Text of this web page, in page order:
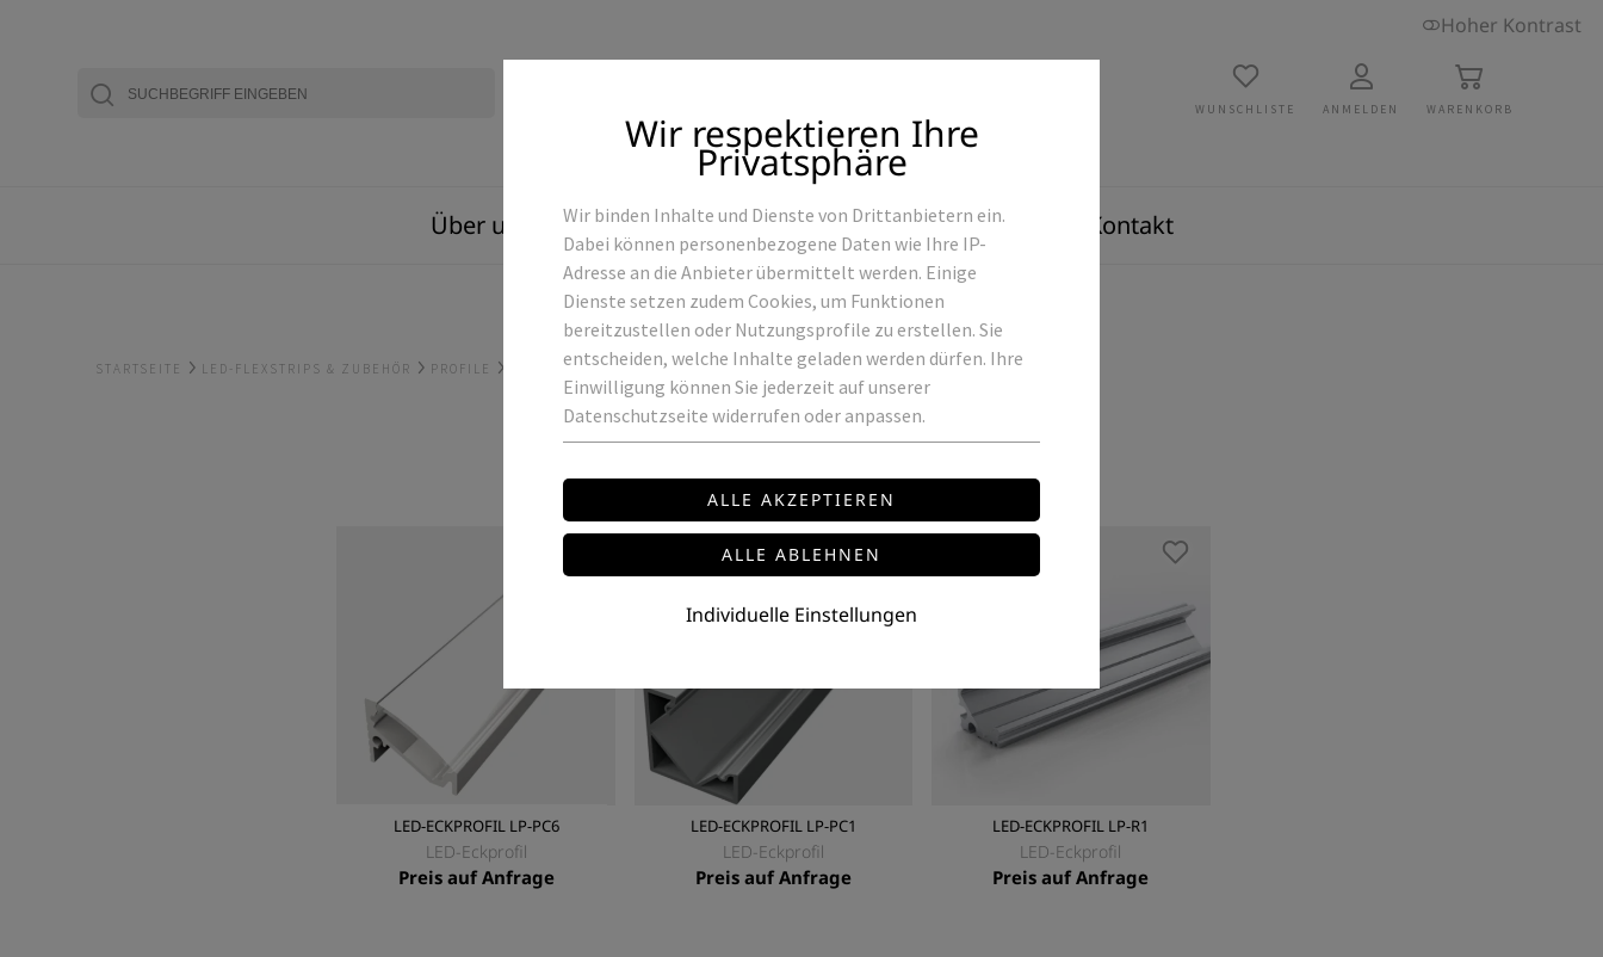
Hoher Kontrast
WUNSCHLISTE ANMELDEN WARENKORB
Über uns Produkte Referenzen Kontakt
STARTSEITE LED-FLEXSTRIPS & ZUBEHÖR PROFILE ECKPROFIL
Eckprofil
LED-ECKPROFIL LP-PC6
LED-Eckprofil
Preis auf Anfrage
LED-ECKPROFIL LP-PC1
LED-Eckprofil
Preis auf Anfrage
LED-ECKPROFIL LP-R1
LED-Eckprofil
Preis auf Anfrage
Wir respektieren Ihre
Privatsphäre
Wir binden Inhalte und Dienste von Drittanbietern ein.
Dabei können personenbezogene Daten wie Ihre IP-
Adresse an die Anbieter übermittelt werden. Einige
Dienste setzen zudem Cookies, um Funktionen
bereitzustellen oder Nutzungsprofile zu erstellen. Sie
entscheiden, welche Inhalte geladen werden dürfen. Ihre
Einwilligung können Sie jederzeit auf unserer
Datenschutzseite widerrufen oder anpassen.
Individuelle Einstellungen